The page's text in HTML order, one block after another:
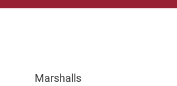
Marshalls